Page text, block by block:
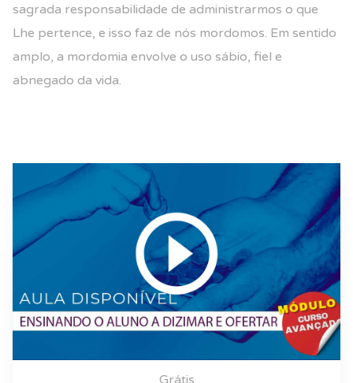
sagrada responsabilidade de administrarmos o que
Lhe pertence, e isso faz de nós mordomos. Em sentido
amplo, a mordomia envolve o uso sábio, fiel e
abnegado da vida.